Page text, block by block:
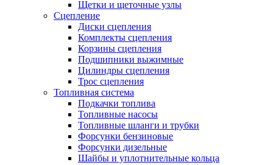
Щетки и щеточные узлы
Сцепление
Диски сцепления
Комплекты сцепления
Корзины сцепления
Подшипники выжимные
Цилиндры сцепления
Трос сцепления
Топливная система
Подкачки топлива
Топливные насосы
Топливные шланги и трубки
Форсунки бензиновые
Форсунки дизельные
Шайбы и уплотнительные кольца